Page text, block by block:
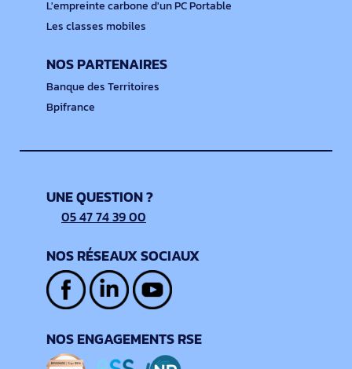
L'empreinte carbone d'un PC Portable
Les classes mobiles
NOS PARTENAIRES
Banque des Territoires
Bpifrance
UNE QUESTION ?
05 47 74 39 00
NOS RÉSEAUX SOCIAUX
NOS ENGAGEMENTS RSE